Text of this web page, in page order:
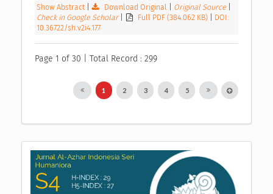
Show Abstract| Download Original Original Source
Check in Google Scholar
Full PDF (384.062 KB)
DOI:
10.36722/sh.v2i4.177
Page 1 of 30 | Total Record : 299
1 2 3 4 5